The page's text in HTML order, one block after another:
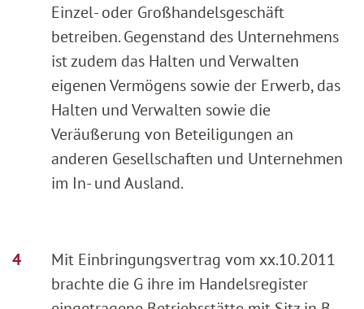
Einzel- oder Großhandelsgeschäft
betreiben. Gegenstand des Unternehmens
ist zudem das Halten und Verwalten
eigenen Vermögens sowie der Erwerb, das
Halten und Verwalten sowie die
Veräußerung von Beteiligungen an
anderen Gesellschaften und Unternehmen
im In- und Ausland.
Mit Einbringungsvertrag vom xx.10.2011
brachte die G ihre im Handelsregister